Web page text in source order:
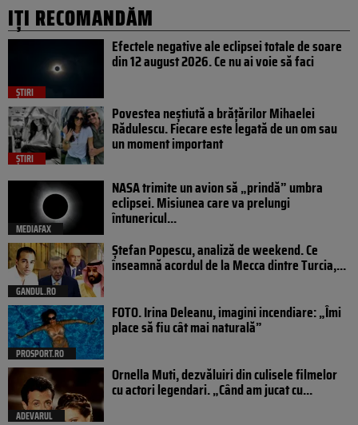
IȚI RECOMANDĂM
ȘTIRI
Efectele negative ale eclipsei totale de soare
din 12 august 2026. Ce nu ai voie să faci
ȘTIRI
Povestea neștiută a brățărilor Mihaelei
Rădulescu. Fiecare este legată de un om sau
un moment important
MEDIAFAX
NASA trimite un avion să „prindă” umbra
eclipsei. Misiunea care va prelungi
întunericul...
GANDUL.RO
Ștefan Popescu, analiză de weekend. Ce
înseamnă acordul de la Mecca dintre Turcia,...
PROSPORT.RO
FOTO. Irina Deleanu, imagini incendiare: „Îmi
place să fiu cât mai naturală”
ADEVARUL
Ornella Muti, dezvăluiri din culisele filmelor
cu actori legendari. „Când am jucat cu...